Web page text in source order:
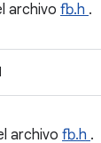
archivo fb.h .
archivo fb.h .